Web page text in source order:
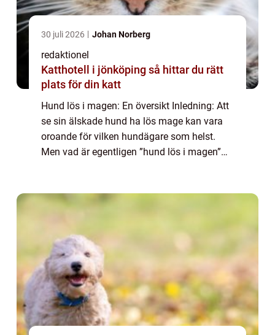
30 juli 2026 Johan Norberg
redaktionel
Katthotell i jönköping så hittar du rätt
plats för din katt
Hund lös i magen: En översikt Inledning: Att
se sin älskade hund ha lös mage kan vara
oroande för vilken hundägare som helst.
Men vad är egentligen ”hund lös i magen”